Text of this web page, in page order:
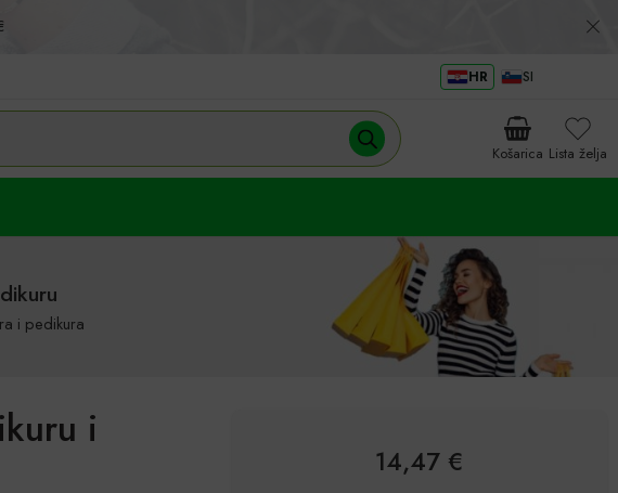
HR SI
Košarica Lista želja
i pedikura
i
14,47 €